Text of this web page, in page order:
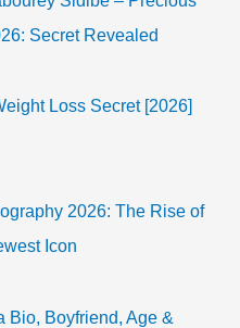
Secret Revealed
Loss Secret [2026]
2026: The Rise of
Icon
Bio, Boyfriend, Age &